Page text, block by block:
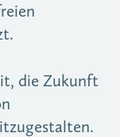
die Zukunft